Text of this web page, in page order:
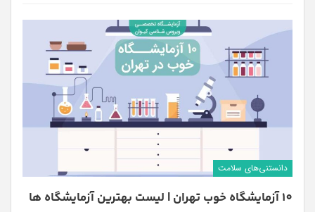
دانستنی‌های سلامت
10 آزمایشگاه خوب تهران | لیست بهترین آزمایشگاه ها